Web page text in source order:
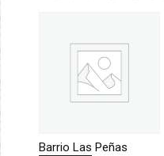
Barrio Las Peñas